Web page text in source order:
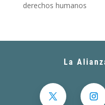
derechos humanos
La